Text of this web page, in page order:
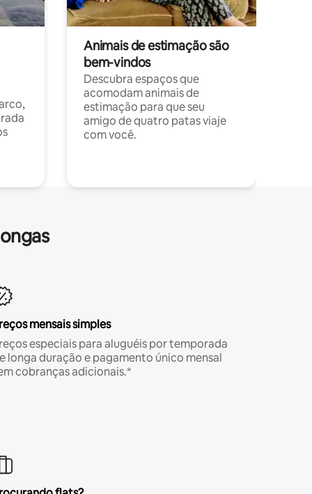
Animais de estimação são
bem-vindos
Descubra espaços que
acomodam animais de
estimação para que seu
amigo de quatro patas viaje
com você.
mensais simples
especiais para aluguéis por temporada
longa duração e pagamento único mensal
cobranças adicionais.*